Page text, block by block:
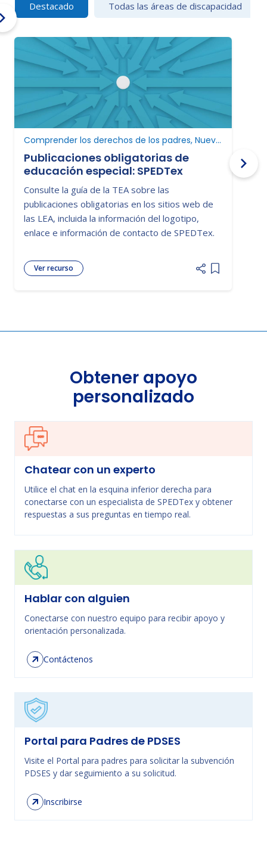
Destacado Todas las áreas de discapacidad
Comprender los derechos de los padres, Nuevo en educación especial
Publicaciones obligatorias de
educación especial: SPEDTex
Consulte la guía de la TEA sobre las
publicaciones obligatorias en los sitios web de
las LEA, incluida la información del logotipo,
enlace e información de contacto de SPEDTex.
Ver recurso
Add item
Obtener apoyo
personalizado
Chatear con un experto
Utilice el chat en la esquina inferior derecha para
conectarse con un especialista de SPEDTex y obtener
respuestas a sus preguntas en tiempo real.
Hablar con alguien
Conectarse con nuestro equipo para recibir apoyo y
orientación personalizada.
Contáctenos
Portal para Padres de PDSES
Visite el Portal para padres para solicitar la subvención
PDSES y dar seguimiento a su solicitud.
Inscribirse